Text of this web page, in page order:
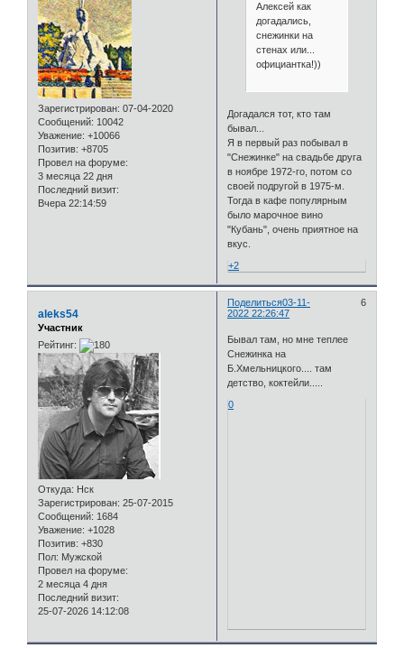
Зарегистрирован: 07-04-2020
Сообщений: 10042
Уважение: +10066
Позитив: +8705
Провел на форуме:
3 месяца 22 дня
Последний визит:
Вчера 22:14:59
Алексей как
догадались,
снежинки на
стенах или...
официантка!))
Догадался тот, кто там
бывал...
Я в первый раз побывал в
"Снежинке" на свадьбе друга
в ноябре 1972-го, потом со
своей подругой в 1975-м.
Тогда в кафе популярным
было марочное вино
"Кубань", очень приятное на
вкус.
+2
Поделиться 6
03-11-
2022 22:26:47
aleks54
Участник
Рейтинг:
Откуда: Нск
Зарегистрирован: 25-07-2015
Сообщений: 1684
Уважение: +1028
Позитив: +830
Пол: Мужской
Провел на форуме:
2 месяца 4 дня
Последний визит:
25-07-2026 14:12:08
Бывал там, но мне теплее
Снежинка на
Б.Хмельницкого.... там
детство, коктейли.....
0